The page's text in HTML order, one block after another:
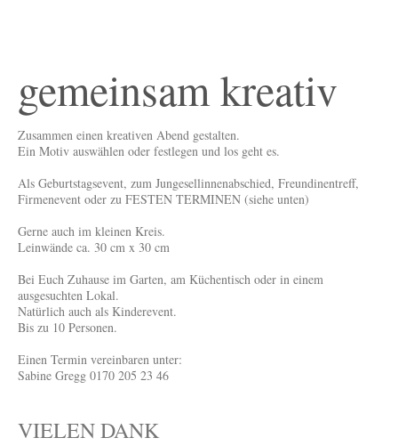
gemeinsam kreativ
Zusammen einen kreativen Abend gestalten.
Ein Motiv auswählen oder festlegen und los geht es.
Als Geburtstagsevent, zum Jungesellinnenabschied, Freundinentreff,
Firmenevent oder zu FESTEN TERMINEN (siehe unten)
Gerne auch im kleinen Kreis.
Leinwände ca. 30 cm x 30 cm
Bei Euch Zuhause im Garten, am Küchentisch oder in einem
ausgesuchten Lokal.
Natürlich auch als Kinderevent.
Bis zu 10 Personen.
Einen Termin vereinbaren unter:
Sabine Gregg 0170 205 23 46
VIELEN DANK